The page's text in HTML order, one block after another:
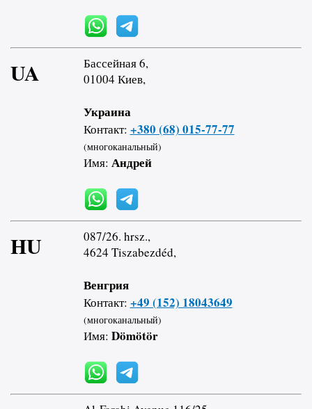
UA
Бассейная 6,
01004 Киев,
Украина
Контакт: +380 (68) 015-77-77
(многоканальный)
Имя: Андрей
HU
087/26. hrsz.,
4624 Tiszabezdéd,
Венгрия
Контакт: +49 (152) 18043649
(многоканальный)
Имя: Dömötör